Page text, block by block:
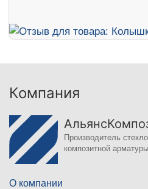
Компания
Производитель
композитной арматуры
О компании